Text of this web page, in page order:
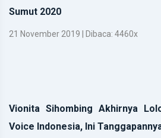
Sumut 2020
21 November 2019 | Dibaca: 4460x
Vionita Sihombing Akhirnya
Voice Indonesia, Ini